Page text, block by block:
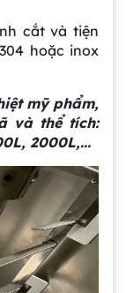
cắt và tiện
hoặc inox
mỹ phẩm,
và thể tích:
2000L,...